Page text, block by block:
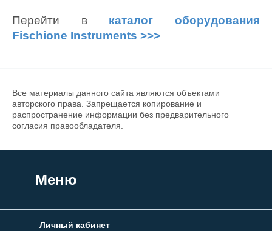
Перейти в каталог оборудования
Fischione Instruments >>>
Все материалы данного сайта являются объектами
авторского права. Запрещается копирование и
распространение информации без предварительного
согласия правообладателя.
Меню
Личный кабинет